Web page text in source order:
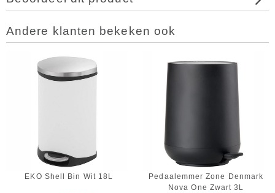
Andere klanten bekeken ook
EKO Shell Bin Wit 18L
Pedaalemmer Zone Denmark
Nova One Zwart 3L